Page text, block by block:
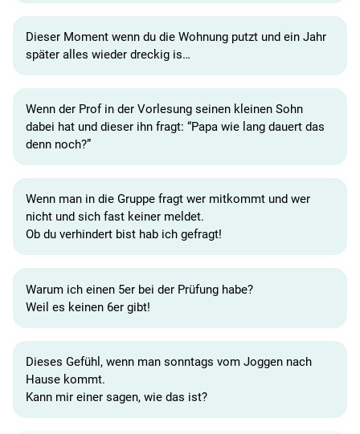
Dieser Moment wenn du die Wohnung putzt und ein Jahr
später alles wieder dreckig is…
Wenn der Prof in der Vorlesung seinen kleinen Sohn
dabei hat und dieser ihn fragt: “Papa wie lang dauert das
denn noch?”
Wenn man in die Gruppe fragt wer mitkommt und wer
nicht und sich fast keiner meldet.
Ob du verhindert bist hab ich gefragt!
Warum ich einen 5er bei der Prüfung habe?
Weil es keinen 6er gibt!
Dieses Gefühl, wenn man sonntags vom Joggen nach
Hause kommt.
Kann mir einer sagen, wie das ist?